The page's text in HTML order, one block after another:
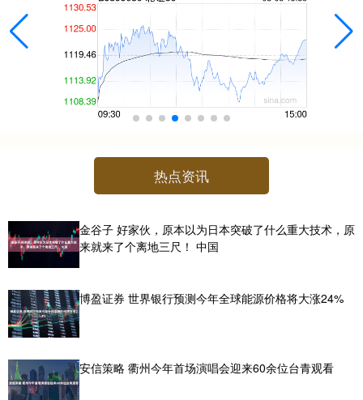
热点资讯
金谷子 好家伙，原本以为日本突破了什么重大技术，原
来就来了个离地三尺！ 中国
博盈证券 世界银行预测今年全球能源价格将大涨24%
安信策略 衢州今年首场演唱会迎来60余位台青观看